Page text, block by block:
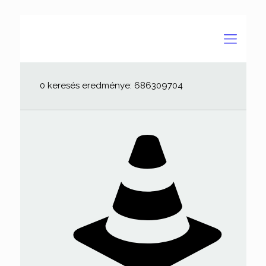
0 keresés eredménye: 686309704